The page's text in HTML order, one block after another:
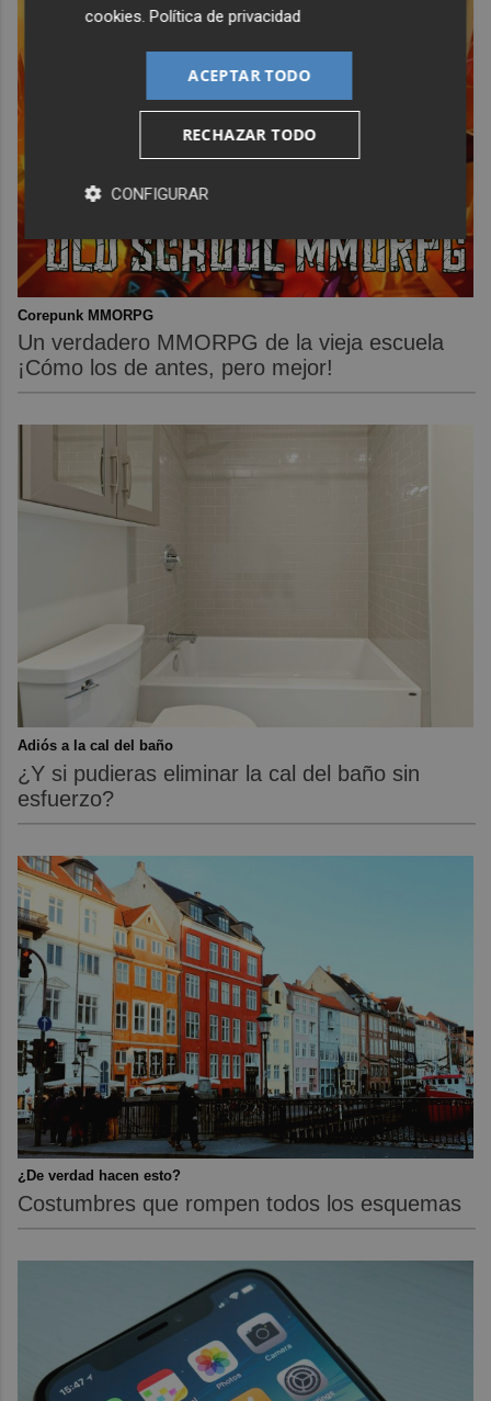
Corepunk MMORPG
Un verdadero MMORPG de la vieja escuela
¡Cómo los de antes, pero mejor!
Adiós a la cal del baño
¿Y si pudieras eliminar la cal del baño sin
esfuerzo?
¿De verdad hacen esto?
Costumbres que rompen todos los esquemas
cookies.Política de privacidad
ACEPTAR TODO
RECHAZAR TODO
CONFIGURAR